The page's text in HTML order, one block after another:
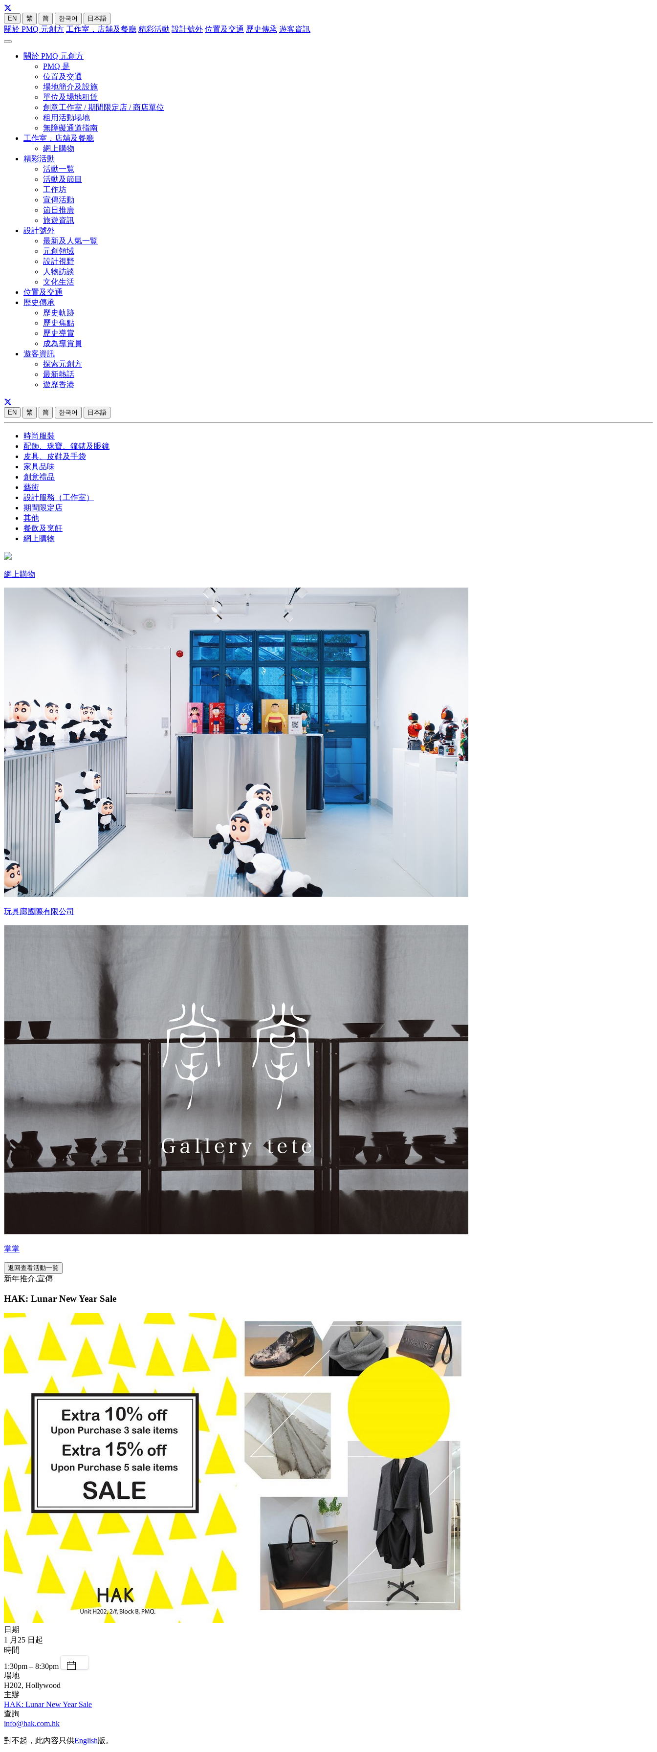
EN 繁 简 한국어 日本語
關於 PMQ 元創方 工作室，店舖及餐廳 精彩活動 設計號外 位置及交通 歷史傳承 遊客資訊
關於 PMQ 元創方
PMQ 是
位置及交通
場地簡介及設施
單位及場地租賃
創意工作室 / 期間限定店 / 商店單位
租用活動場地
無障礙通道指南
工作室，店舖及餐廳
網上購物
精彩活動
活動一覧
活動及節目
工作坊
宣傳活動
節日推廣
旅遊資訊
設計號外
最新及人氣一覧
元創領域
設計視野
人物訪談
文化生活
位置及交通
歷史傳承
歷史軌跡
歷史焦點
歷史導賞
成為導賞員
遊客資訊
探索元創方
最新熱話
遊歷香港
EN 繁 简 한국어 日本語
時尚服裝
配飾、珠寶、鐘錶及眼鏡
皮具、皮鞋及手袋
家具品味
創意禮品
藝術
設計服務（工作室）
期間限定店
其他
餐飲及烹飪
網上購物
網上購物
玩具廊國際有限公司
掌掌
返回查看活動一覧
新年推介,宣傳
HAK: Lunar New Year Sale
日期
1 月25 日起
時間
1:30pm – 8:30pm
場地
H202, Hollywood
主辦
HAK: Lunar New Year Sale
查詢
info@hak.com.hk
對不起，此內容只供English版。